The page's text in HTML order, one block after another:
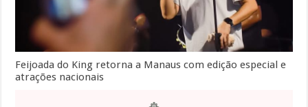
Feijoada do King retorna a Manaus com edição especial e
atrações nacionais